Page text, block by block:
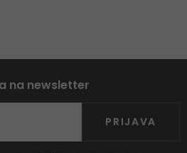
na newsletter
PRIJAVA